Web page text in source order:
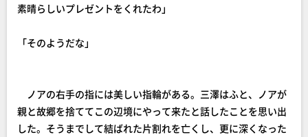
素晴らしいプレゼントをくれたわ」
「そのようだな」
ノアの右手の指には美しい指輪がある。三澤はふと、ノアが
親と故郷を捨ててこの辺境にやって来たと話したことを思い出
した。そうまでして結ばれた片割れを亡くし、更に深くなった